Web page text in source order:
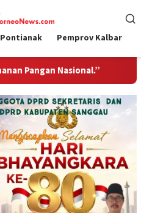
Pontianak Pemprov Kalbar
Jembatan Gantung Garuda